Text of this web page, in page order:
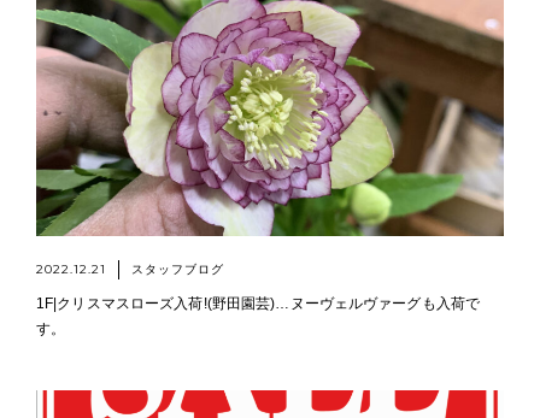
2022.12.21 スタッフブログ
1F|クリスマスローズ入荷!(野田園芸)…ヌーヴェルヴァーグも入荷で
す。